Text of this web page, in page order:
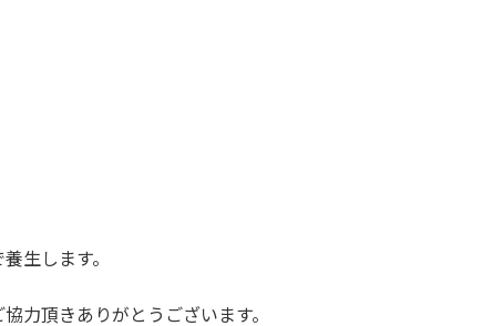
生します。
力頂きありがとうございます。